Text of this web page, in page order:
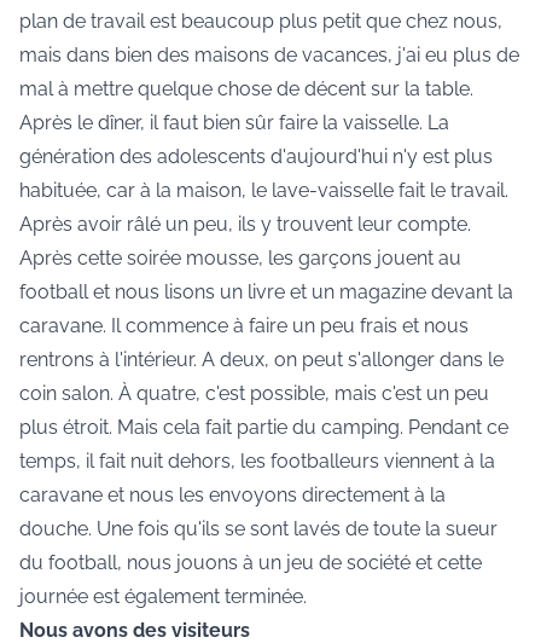
plan de travail est beaucoup plus petit que chez nous,
mais dans bien des maisons de vacances, j'ai eu plus de
mal à mettre quelque chose de décent sur la table.
Après le dîner, il faut bien sûr faire la vaisselle. La
génération des adolescents d'aujourd'hui n'y est plus
habituée, car à la maison, le lave-vaisselle fait le travail.
Après avoir râlé un peu, ils y trouvent leur compte.
Après cette soirée mousse, les garçons jouent au
football et nous lisons un livre et un magazine devant la
caravane. Il commence à faire un peu frais et nous
rentrons à l'intérieur. A deux, on peut s'allonger dans le
coin salon. À quatre, c'est possible, mais c'est un peu
plus étroit. Mais cela fait partie du camping. Pendant ce
temps, il fait nuit dehors, les footballeurs viennent à la
caravane et nous les envoyons directement à la
douche. Une fois qu'ils se sont lavés de toute la sueur
du football, nous jouons à un jeu de société et cette
journée est également terminée.
Nous avons des visiteurs